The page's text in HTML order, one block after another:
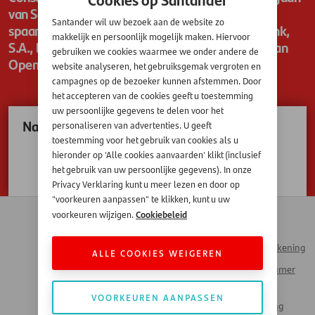
van Santander Consumer Bank. Zij bieden
spaaroplossingen aan in Nederland via Open Bank,
S.A., bijkantoor in België, een andere vestiging van
Open Bank, S.A.
Naar spaarproducten
SANTANDER CONSUMER BANK
Contact
Werken bij Santander
Actueel Nieuws
Inloggen Mijn Rekening
Santander Consumer
Bank
Santander Leasing
Santander wil uw bezoek aan de website zo
makkelijk en persoonlijk mogelijk maken. Hiervoor
gebruiken we cookies waarmee we onder andere de
website analyseren, het gebruiksgemak vergroten en
campagnes op de bezoeker kunnen afstemmen. Door
het accepteren van de cookies geeft u toestemming
uw persoonlijke gegevens te delen voor het
personaliseren van advertenties. U geeft
toestemming voor het gebruik van cookies als u
hieronder op 'Alle cookies aanvaarden' klikt (inclusief
het gebruik van uw persoonlijke gegevens). In onze
Privacy Verklaring kunt u meer lezen en door op
"voorkeuren aanpassen" te klikken, kunt u uw
voorkeuren wijzigen.Cookiebeleid
ALLE COOKIES WEIGEREN
VOORKEUREN AANPASSEN